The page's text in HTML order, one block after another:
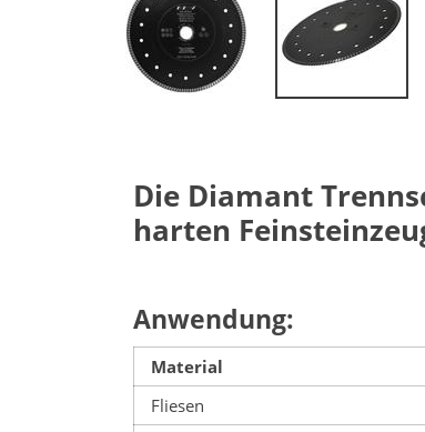
Die Diamant
harten
Anwendung:
Material
Fliesen